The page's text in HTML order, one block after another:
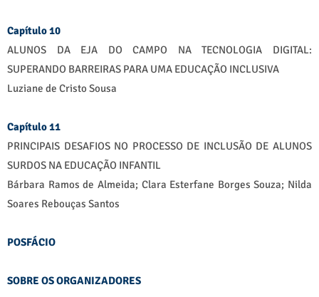
Capítulo 10
ALUNOS DA EJA DO CAMPO NA TECNOLOGIA DIGITAL:
SUPERANDO BARREIRAS PARA UMA EDUCAÇÃO INCLUSIVA
Luziane de Cristo Sousa
Capítulo 11
PRINCIPAIS DESAFIOS NO PROCESSO DE INCLUSÃO DE ALUNOS
SURDOS NA EDUCAÇÃO INFANTIL
Bárbara Ramos de Almeida; Clara Esterfane Borges Souza; Nilda
Soares Rebouças Santos
POSFÁCIO
SOBRE OS ORGANIZADORES